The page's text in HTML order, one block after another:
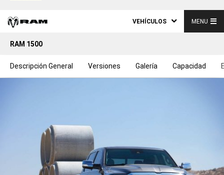
VEHÍCULOS MENU
RAM 1500
Descripción General Versiones Galería Capacidad